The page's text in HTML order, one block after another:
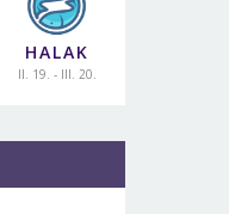
HALAK
II. 19. - III. 20.